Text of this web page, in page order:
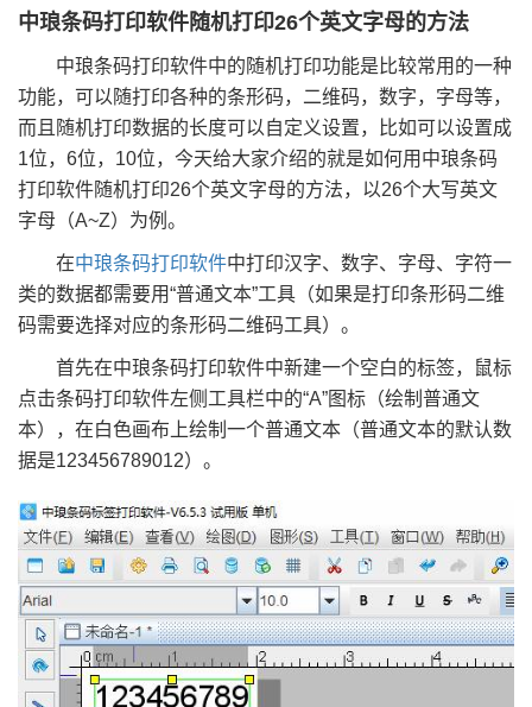
中琅条码打印软件随机打印26个英文字母的方法
中琅条码打印软件中的随机打印功能是比较常用的一种
功能，可以随打印各种的条形码，二维码，数字，字母等，
而且随机打印数据的长度可以自定义设置，比如可以设置成
1位，6位，10位，今天给大家介绍的就是如何用中琅条码
打印软件随机打印26个英文字母的方法，以26个大写英文
字母（A~Z）为例。
在中琅条码打印软件中打印汉字、数字、字母、字符一
类的数据都需要用“普通文本”工具（如果是打印条形码二维
码需要选择对应的条形码二维码工具）。
首先在中琅条码打印软件中新建一个空白的标签，鼠标
点击条码打印软件左侧工具栏中的“A”图标（绘制普通文
本），在白色画布上绘制一个普通文本（普通文本的默认数
据是123456789012）。